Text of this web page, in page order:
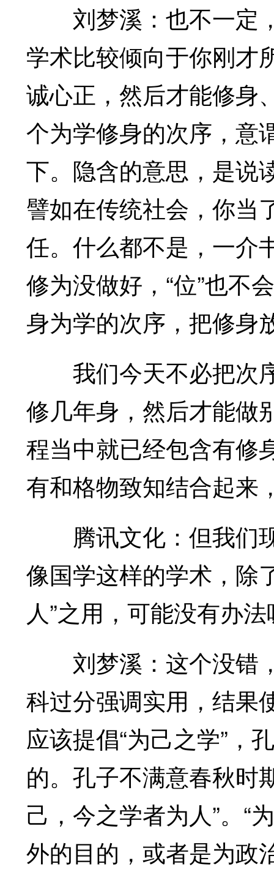
刘梦溪：也不一定
学术比较倾向于你刚才
诚心正，然后才能修身
个为学修身的次序，意
下。隐含的意思，是说
譬如在传统社会，你当
任。什么都不是，一介
修为没做好，“位”也不
身为学的次序，把修身
我们今天不必把次
修几年身，然后才能做
程当中就已经包含有修
有和格物致知结合起来
腾讯文化：但我们
像国学这样的学术，除
人”之用，可能没有办
刘梦溪：这个没错
科过分强调实用，结果
应该提倡“为己之学”，
的。孔子不满意春秋时
己，今之学者为人”。“
外的目的，或者是为政